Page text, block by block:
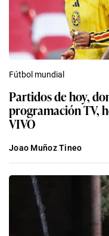
Fútbol mundial
Partidos de hoy,
programación TV,
VIVO
Joao Muñoz Tineo